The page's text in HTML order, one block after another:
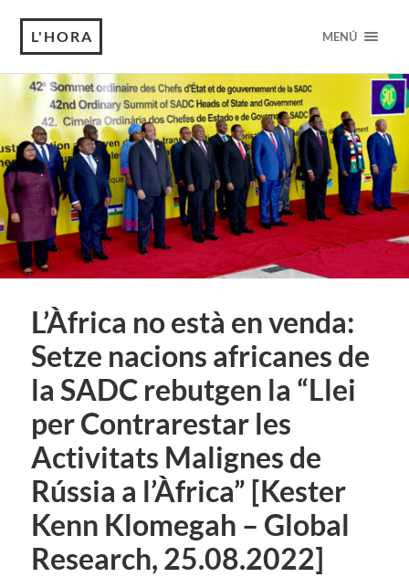
L'HORA MENÚ
L’Àfrica no està en venda:
Setze nacions africanes de
la SADC rebutgen la “Llei
per Contrarestar les
Activitats Malignes de
Rússia a l’Àfrica” [Kester
Kenn Klomegah – Global
Research, 25.08.2022]